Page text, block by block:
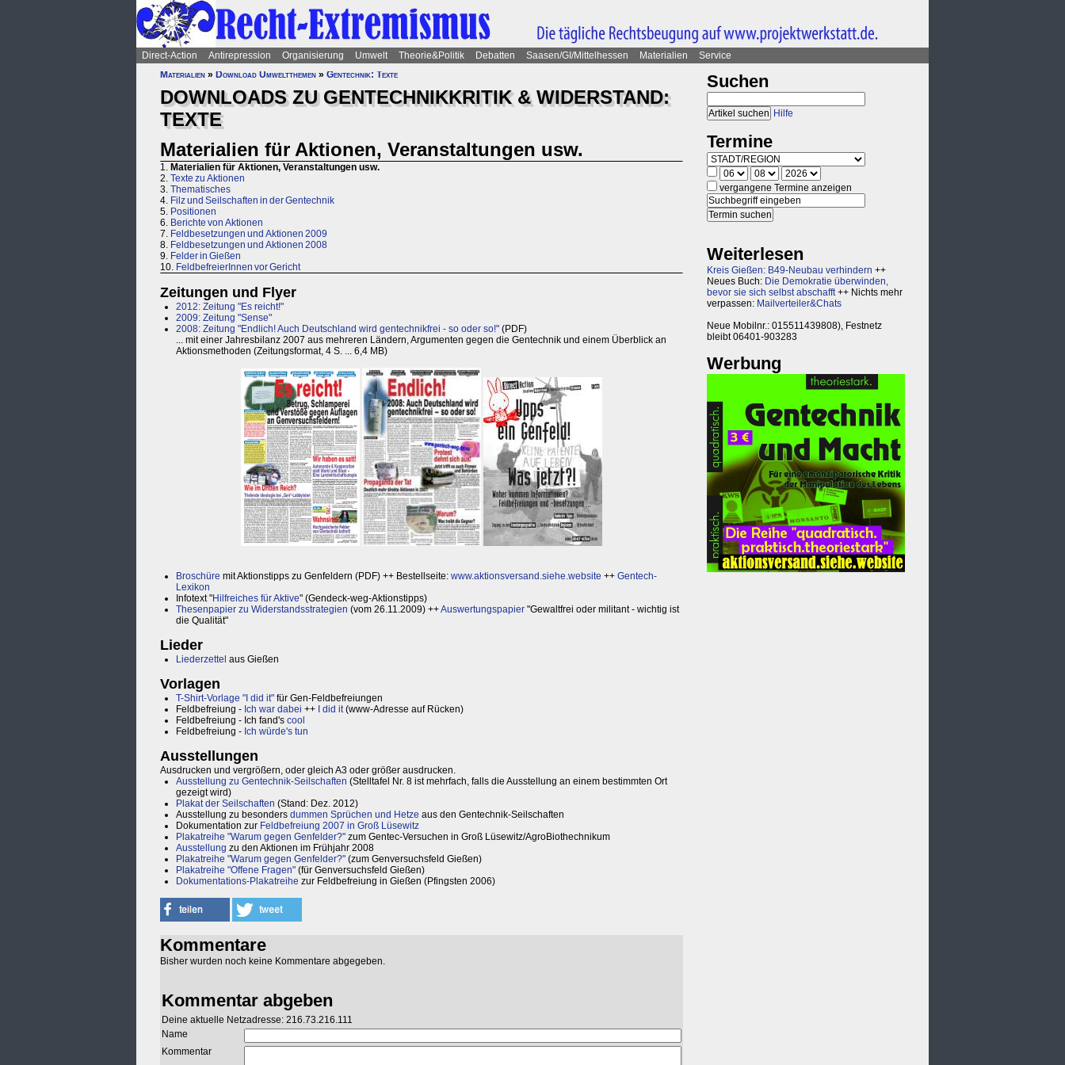
Direct-Action Antirepression Organisierung Umwelt Theorie&Politik Debatten Saasen/GI/Mittelhessen Materialien
Service
Materialien » Download Umweltthemen » Gentechnik: Texte
DOWNLOADS ZU GENTECHNIKKRITIK & WIDERSTAND:
TEXTE
Materialien für Aktionen, Veranstaltungen usw.
1. Materialien für Aktionen, Veranstaltungen usw.
2. Texte zu Aktionen
3. Thematisches
4. Filz und Seilschaften in der Gentechnik
5. Positionen
6. Berichte von Aktionen
7. Feldbesetzungen und Aktionen 2009
8. Feldbesetzungen und Aktionen 2008
9. Felder in Gießen
10. FeldbefreierInnen vor Gericht
Zeitungen und Flyer
2012: Zeitung "Es reicht!"
2009: Zeitung "Sense"
2008: Zeitung "Endlich! Auch Deutschland wird gentechnikfrei - so oder so!" (PDF)
... mit einer Jahresbilanz 2007 aus mehreren Ländern, Argumenten gegen die Gentechnik und einem Überblick an
Aktionsmethoden (Zeitungsformat, 4 S. ... 6,4 MB)
Broschüre mit Aktionstipps zu Genfeldern (PDF) ++ Bestellseite: www.aktionsversand.siehe.website ++ Gentech-
Lexikon
Infotext "Hilfreiches für Aktive" (Gendeck-weg-Aktionstipps)
Thesenpapier zu Widerstandsstrategien (vom 26.11.2009) ++Auswertungspapier "Gewaltfrei oder militant - wichtig ist
die Qualität"
Lieder
Liederzettel aus Gießen
Vorlagen
T-Shirt-Vorlage "I did it" für Gen-Feldbefreiungen
Feldbefreiung - Ich war dabei ++ I did it(www-Adresse auf Rücken)
Feldbefreiung - Ich fand's cool
Feldbefreiung - Ich würde's tun
Ausstellungen
Ausdrucken und vergrößern, oder gleich A3 oder größer ausdrucken.
Ausstellung zu Gentechnik-Seilschaften (Stelltafel Nr. 8 ist mehrfach, falls die Ausstellung an einem bestimmten Ort
gezeigt wird)
Plakat der Seilschaften (Stand: Dez. 2012)
Ausstellung zu besonders dummen Sprüchen und Hetze aus den Gentechnik-Seilschaften
Dokumentation zur Feldbefreiung 2007 in Groß Lüsewitz
Plakatreihe "Warum gegen Genfelder?" zum Gentec-Versuchen in Groß Lüsewitz/AgroBiothechnikum
Ausstellung zu den Aktionen im Frühjahr 2008
Plakatreihe "Warum gegen Genfelder?" (zum Genversuchsfeld Gießen)
Plakatreihe "Offene Fragen" (für Genversuchsfeld Gießen)
Dokumentations-Plakatreihe zur Feldbefreiung in Gießen (Pfingsten 2006)
Kommentare
Bisher wurden noch keine Kommentare abgegeben.
Kommentar abgeben
Deine aktuelle Netzadresse: 216.73.216.111
Name
Kommentar
Suchen
Hilfe
Termine
vergangene Termine anzeigen
Weiterlesen
Kreis Gießen: B49-Neubau verhindern ++
Neues Buch: Die Demokratie überwinden,
bevor sie sich selbst abschafft++ Nichts mehr
verpassen: Mailverteiler&Chats
Neue Mobilnr.: 015511439808), Festnetz
bleibt 06401-903283
Werbung